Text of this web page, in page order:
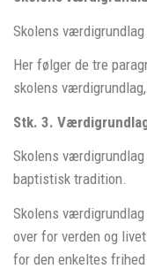
Skolens
Her følger de tre
skolens
Stk. 3.
Skolens
baptistisk tradition.
Skolens
over for verden og
for den enkeltes